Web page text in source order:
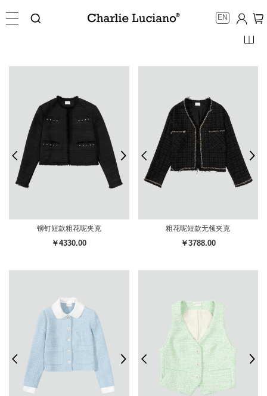
EN
铆钉短款粗花呢夹克
￥4330.00
粗花呢短款无领夹克
￥3788.00